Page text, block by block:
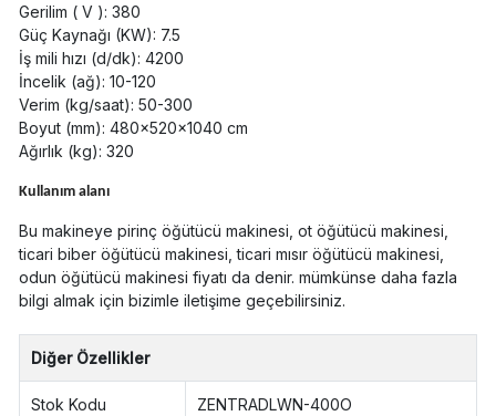
Gerilim ( V ): 380
Güç Kaynağı (KW): 7.5
İş mili hızı (d/dk): 4200
İncelik (ağ): 10-120
Verim (kg/saat): 50-300
Boyut (mm): 480×520×1040 cm
Ağırlık (kg): 320
Kullanım alanı
Bu makineye pirinç öğütücü makinesi, ot öğütücü makinesi,
ticari biber öğütücü makinesi, ticari mısır öğütücü makinesi,
odun öğütücü makinesi fiyatı da denir. mümkünse daha fazla
bilgi almak için bizimle iletişime geçebilirsiniz.
Diğer Özellikler
Stok Kodu ZENTRADLWN-400O